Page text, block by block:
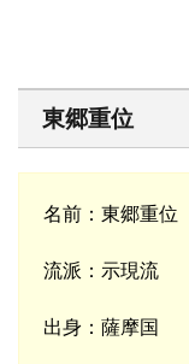
東郷重位
名前：東郷重位
流派：示現流
出身：薩摩国